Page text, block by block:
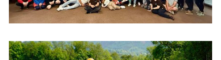
pomoci v Českej republike